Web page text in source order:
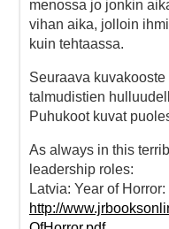
menossa jo jonkin
vihan aika, jolloin
kuin tehtaassa.
Seuraava
talmudistien
Puhukoot kuvat
As always in this
leadership roles:
Latvia: Year of Horror:
http://